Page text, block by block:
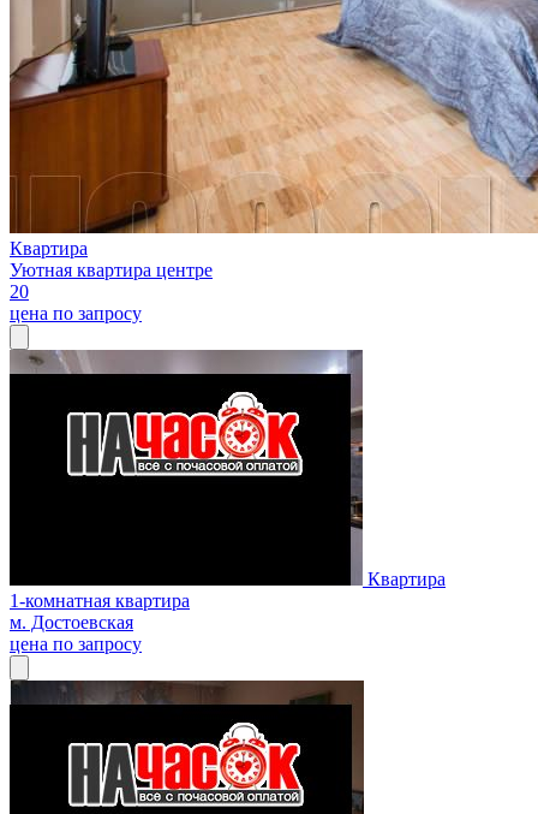
Квартира
Уютная квартира центре
20
цена по запросу
Квартира
1-комнатная квартира
м. Достоевская
цена по запросу